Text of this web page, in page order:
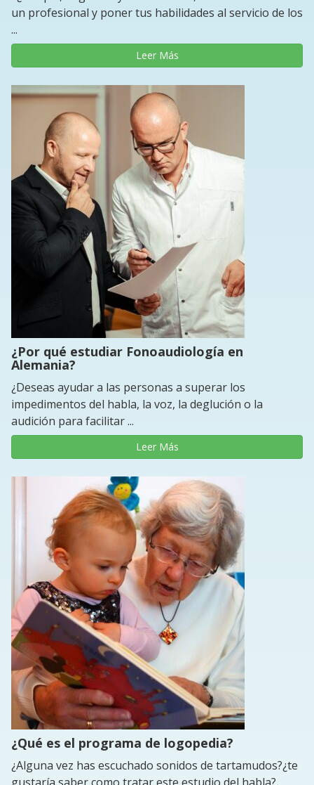
un profesional y poner tus habilidades al servicio de los
...
Leer Más
¿Por qué estudiar Fonoaudiología en
Alemania?
¿Deseas ayudar a las personas a superar los
impedimentos del habla, la voz, la deglución o la
audición para facilitar ...
Leer Más
¿Qué es el programa de logopedia?
¿Alguna vez has escuchado sonidos de tartamudos?¿te
gustaría saber como tratar este estudio del habla?,